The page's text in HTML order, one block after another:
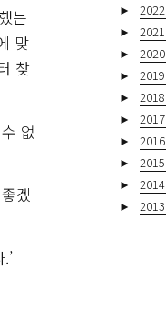
는
맞
찾
없
겠
►
2022
►
2021
►
2020
►
2019
►
2018
►
2017
►
2016
►
2015
►
2014
►
2013